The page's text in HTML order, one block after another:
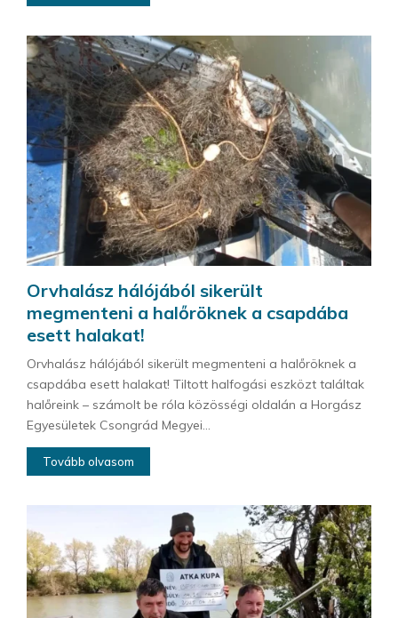
Orvhalász hálójából sikerült
megmenteni a halőröknek a csapdába
esett halakat!
Orvhalász hálójából sikerült megmenteni a halőröknek a
csapdába esett halakat! Tiltott halfogási eszközt találtak
halőreink – számolt be róla közösségi oldalán a Horgász
Egyesületek Csongrád Megyei...
Tovább olvasom